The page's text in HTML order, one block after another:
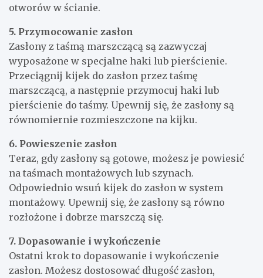
otworów w ścianie.
5. Przymocowanie zasłon
Zasłony z taśmą marszczącą są zazwyczaj
wyposażone w specjalne haki lub pierścienie.
Przeciągnij kijek do zasłon przez taśmę
marszczącą, a następnie przymocuj haki lub
pierścienie do taśmy. Upewnij się, że zasłony są
równomiernie rozmieszczone na kijku.
6. Powieszenie zasłon
Teraz, gdy zasłony są gotowe, możesz je powiesić
na taśmach montażowych lub szynach.
Odpowiednio wsuń kijek do zasłon w system
montażowy. Upewnij się, że zasłony są równo
rozłożone i dobrze marszczą się.
7. Dopasowanie i wykończenie
Ostatni krok to dopasowanie i wykończenie
zasłon. Możesz dostosować długość zasłon,